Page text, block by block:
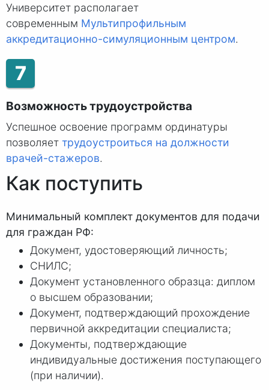
Университет располагает
современным Мультипрофильным
аккредитационно-симуляционным центром.
7
Возможность трудоустройства
Успешное освоение программ ординатуры
позволяет трудоустроиться на должности
врачей-стажеров.
Как поступить
Минимальный комплект документов для подачи
для граждан РФ:
Документ, удостоверяющий личность;
СНИЛС;
Документ установленного образца: диплом
о высшем образовании;
Документ, подтверждающий прохождение
первичной аккредитации специалиста;
Документы, подтверждающие
индивидуальные достижения поступающего
(при наличии).